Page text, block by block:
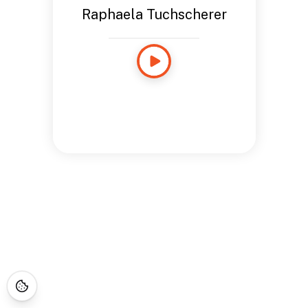
Raphaela Tuchscherer